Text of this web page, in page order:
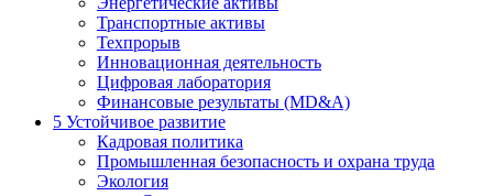
Транспортные активы
Техпрорыв
Инновационная деятельность
Цифровая лаборатория
Финансовые результаты (MD&A)
5 Устойчивое развитие
Кадровая политика
Промышленная безопасность и охрана труда
Экология